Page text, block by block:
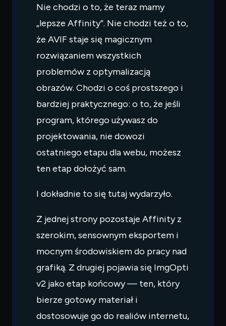
Nie chodzi o to, że teraz mamy
„lepsze Affinity”. Nie chodzi też o to,
że AVIF staje się magicznym
rozwiązaniem wszystkich
problemów z optymalizacją
obrazów. Chodzi o coś prostszego i
bardziej praktycznego: o to, że jeśli
program, którego używasz do
projektowania, nie dowozi
ostatniego etapu dla webu, możesz
ten etap dołożyć sam.
I dokładnie to się tutaj wydarzyło.
Z jednej strony pozostaje Affinity z
szerokim, sensownym eksportem i
mocnym środowiskiem do pracy nad
grafiką. Z drugiej pojawia się ImgOpti
v2 jako etap końcowy — ten, który
bierze gotowy materiał i
dostosowuje go do realiów internetu,